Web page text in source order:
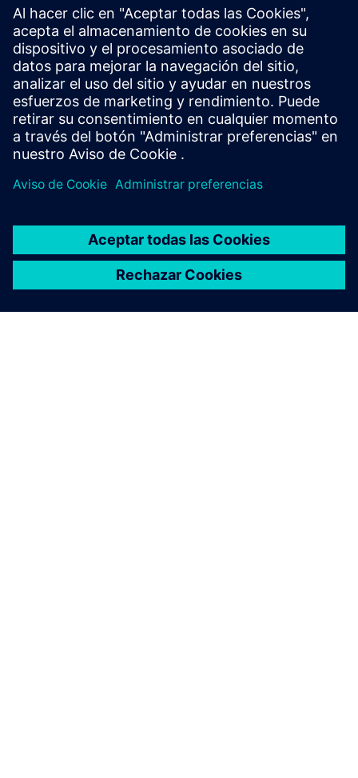
Información y recursos adicionales
Proyectos de BIM Facility AG (solo en alemán)
Requisitos previos